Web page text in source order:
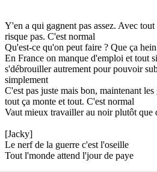
Y'en a qui gagnent pas assez. Avec
risque pas. C'est normal
Qu'est-ce qu'on peut faire ? Que ça
En France on manque d'emploi et tout
s'débrouiller autrement pour pouvoir
simplement
C'est pas juste mais bon, maintenant
tout ça monte et tout. C'est normal
Vaut mieux travailler au noir plutôt que
[Jacky]
Le nerf de la guerre c'est l'oseille
Tout l'monde attend l'jour de paye